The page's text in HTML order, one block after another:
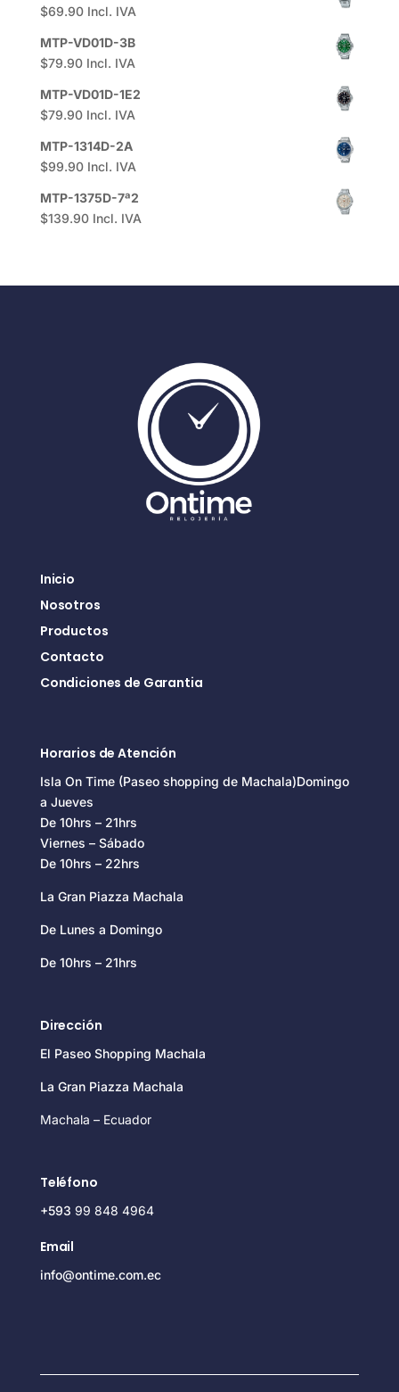
$69.90 Incl. IVA
MTP-VD01D-3B
$79.90 Incl. IVA
MTP-VD01D-1E2
$79.90 Incl. IVA
MTP-1314D-2A
$99.90 Incl. IVA
MTP-1375D-7ª2
$139.90 Incl. IVA
Inicio
Nosotros
Productos
Contacto
Condiciones de Garantia
Horarios de Atención
Isla On Time (Paseo shopping de Machala)Domingo
a Jueves
De 10hrs – 21hrs
Viernes – Sábado
De 10hrs – 22hrs
La Gran Piazza Machala
De Lunes a Domingo
De 10hrs – 21hrs
Dirección
El Paseo Shopping Machala
La Gran Piazza Machala
Machala – Ecuador
Teléfono
+593 99 848 4964
Email
info@ontime.com.ec